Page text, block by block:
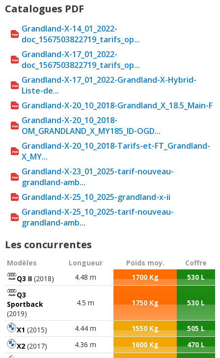
Catalogues PDF
Grandland-X-14_01_2022-
doc_1567503822719_tarifs_op...
Grandland-X-17_01_2022-
doc_1567503822719_tarifs_op...
Grandland-X-17_01_2022-Grandland-X-Hybrid-
Liste-de...
Grandland-X-20_10_2018-Grandland_X_18.5_Main-F
Grandland-X-20_10_2018-
OM_GRANDLAND_X_MY185_ID-OGD...
Grandland-X-20_10_2018-Tarifs-et-FT_Grandland-
X_MY...
Grandland-X-23_01_2025-tarif-nouveau-
grandland-amb...
Grandland-X-25_10_2025-grandland-x-ii
Grandland-X-25_10_2025-tarif-nouveau-
grandland-amb...
Les concurrentes
Modèles Longueur Poids moy.
Coffre
Q3 II (2018) 4.48 m 1700 Kg
530 L
Q3
Sportback
(2019)
4.5 m 1750 Kg 530 L
X1 (2015) 4.44 m 1550 Kg
505 L
X2 (2017) 4.36 m 1600 Kg
470 L